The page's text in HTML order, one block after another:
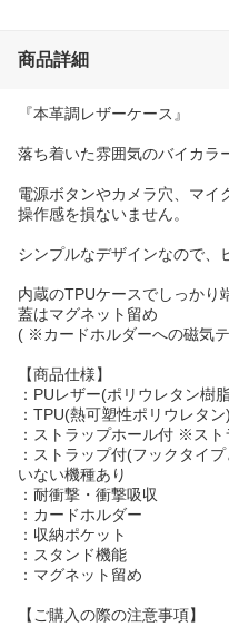
商品詳細
『本革調レザーケース』
落ち着いた雰囲気のバイカラ
電源ボタンやカメラ穴、マイ
操作感を損ないません。
シンプルなデザインなので、
内蔵のTPUケースでしっか
蓋はマグネット留め
( ※カードホルダーへの磁気
【商品仕様】
：PUレザー(ポリウレタン樹
：TPU(熱可塑性ポリウレタン)
：ストラップホール付 ※ス
：ストラップ付(フックタイ
いない機種あり
：耐衝撃・衝撃吸収
：カードホルダー
：収納ポケット
：スタンド機能
：マグネット留め
【ご購入の際の注意事項】